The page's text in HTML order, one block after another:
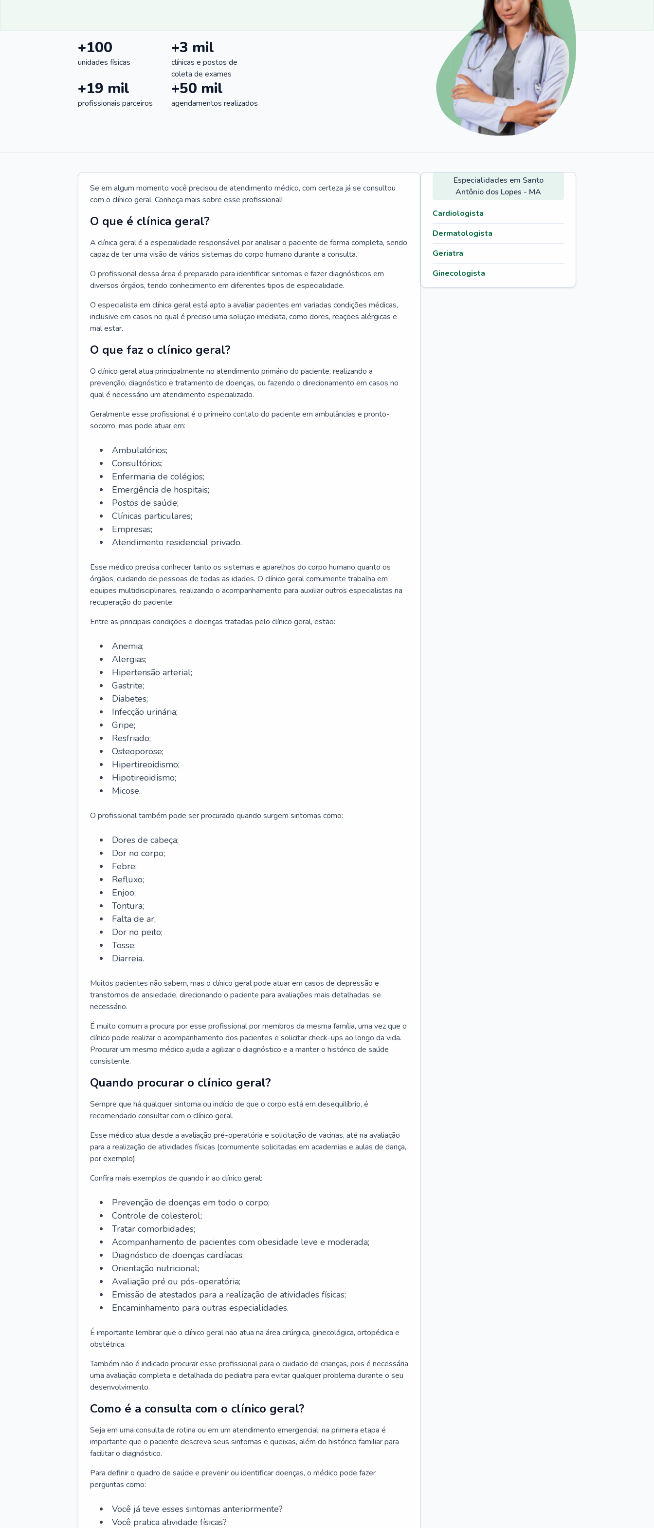
+100
unidades físicas
+3 mil
clínicas e postos de
coleta de exames
+19 mil
profissionais parceiros
+50 mil
agendamentos realizados
Se em algum momento você precisou de atendimento médico, com certeza já se consultou
com o clínico geral. Conheça mais sobre esse profissional!
O que é clínica geral?
A clínica geral é a especialidade responsável por analisar o paciente de forma completa, sendo
capaz de ter uma visão de vários sistemas do corpo humano durante a consulta.
O profissional dessa área é preparado para identificar sintomas e fazer diagnósticos em
diversos órgãos, tendo conhecimento em diferentes tipos de especialidade.
O especialista em clínica geral está apto a avaliar pacientes em variadas condições médicas,
inclusive em casos no qual é preciso uma solução imediata, como dores, reações alérgicas e
mal estar.
O que faz o clínico geral?
O clínico geral atua principalmente no atendimento primário do paciente, realizando a
prevenção, diagnóstico e tratamento de doenças, ou fazendo o direcionamento em casos no
qual é necessário um atendimento especializado.
Geralmente esse profissional é o primeiro contato do paciente em ambulâncias e pronto-
socorro, mas pode atuar em:
Ambulatórios;
Consultórios;
Enfermaria de colégios;
Emergência de hospitais;
Postos de saúde;
Clínicas particulares;
Empresas;
Atendimento residencial privado.
Esse médico precisa conhecer tanto os sistemas e aparelhos do corpo humano quanto os
órgãos, cuidando de pessoas de todas as idades. O clínico geral comumente trabalha em
equipes multidisciplinares, realizando o acompanhamento para auxiliar outros especialistas na
recuperação do paciente.
Entre as principais condições e doenças tratadas pelo clínico geral, estão:
Anemia;
Alergias;
Hipertensão arterial;
Gastrite;
Diabetes;
Infecção urinária;
Gripe;
Resfriado;
Osteoporose;
Hipertireoidismo;
Hipotireoidismo;
Micose.
O profissional também pode ser procurado quando surgem sintomas como:
Dores de cabeça;
Dor no corpo;
Febre;
Refluxo;
Enjoo;
Tontura;
Falta de ar;
Dor no peito;
Tosse;
Diarreia.
Muitos pacientes não sabem, mas o clínico geral pode atuar em casos de depressão e
transtornos de ansiedade, direcionando o paciente para avaliações mais detalhadas, se
necessário.
É muito comum a procura por esse profissional por membros da mesma família, uma vez que o
clínico pode realizar o acompanhamento dos pacientes e solicitar check-ups ao longo da vida.
Procurar um mesmo médico ajuda a agilizar o diagnóstico e a manter o histórico de saúde
consistente.
Quando procurar o clínico geral?
Sempre que há qualquer sintoma ou indício de que o corpo está em desequilíbrio, é
recomendado consultar com o clínico geral.
Esse médico atua desde a avaliação pré-operatória e solicitação de vacinas, até na avaliação
para a realização de atividades físicas (comumente solicitadas em academias e aulas de dança,
por exemplo).
Confira mais exemplos de quando ir ao clínico geral:
Prevenção de doenças em todo o corpo;
Controle de colesterol;
Tratar comorbidades;
Acompanhamento de pacientes com obesidade leve e moderada;
Diagnóstico de doenças cardíacas;
Orientação nutricional;
Avaliação pré ou pós-operatória;
Emissão de atestados para a realização de atividades físicas;
Encaminhamento para outras especialidades.
É importante lembrar que o clínico geral não atua na área cirúrgica, ginecológica, ortopédica e
obstétrica.
Também não é indicado procurar esse profissional para o cuidado de crianças, pois é necessária
uma avaliação completa e detalhada do pediatra para evitar qualquer problema durante o seu
desenvolvimento.
Como é a consulta com o clínico geral?
Seja em uma consulta de rotina ou em um atendimento emergencial, na primeira etapa é
importante que o paciente descreva seus sintomas e queixas, além do histórico familiar para
facilitar o diagnóstico.
Para definir o quadro de saúde e prevenir ou identificar doenças, o médico pode fazer
perguntas como:
Você já teve esses sintomas anteriormente?
Você pratica atividade físicas?
Especialidades em Santo
Antônio dos Lopes - MA
Cardiologista
Dermatologista
Geriatra
Ginecologista